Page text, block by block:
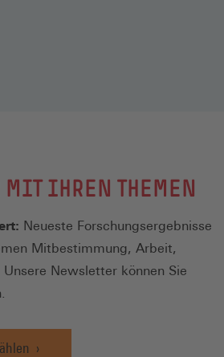
MIT IHREN THEMEN
Neueste Forschungsergebnisse
Mitbestimmung, Arbeit,
Newsletter können Sie